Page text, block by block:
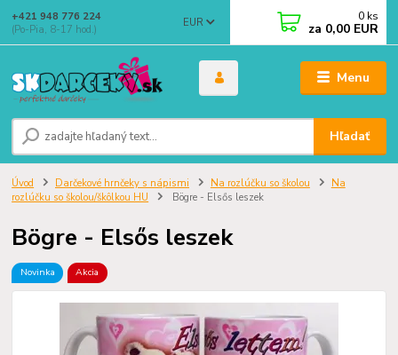
Menu
EUR
Hľadať
+421 948 776 224
(Po-Pia, 8-17 hod.)
0 ks
za 0,00 EUR
Úvod Darčekové hrnčeky s nápismi Na rozlúčku so školou
Na
rozlúčku so školou/škôlkou HU
Bögre - Elsős leszek
Bögre - Elsős leszek
Novinka Akcia